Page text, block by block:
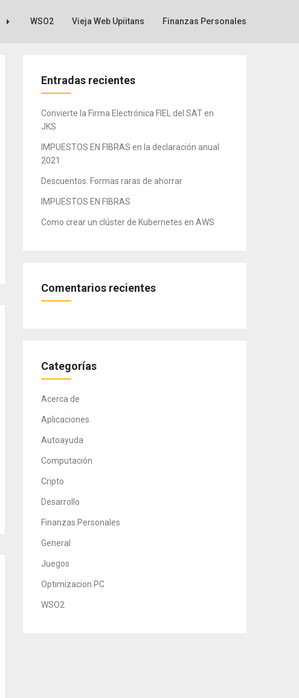
WSO2 Vieja Web Upiitans Finanzas Personales
Entradas recientes
Convierte la Firma Electrónica FIEL del SAT en
JKS
IMPUESTOS EN FIBRAS en la declaración anual
2021
Descuentos. Formas raras de ahorrar
IMPUESTOS EN FIBRAS
Como crear un clúster de Kubernetes en AWS
Comentarios recientes
Categorías
Acerca de
Aplicaciones
Autoayuda
Computación
Cripto
Desarrollo
Finanzas Personales
General
Juegos
Optimizacion PC
WSO2